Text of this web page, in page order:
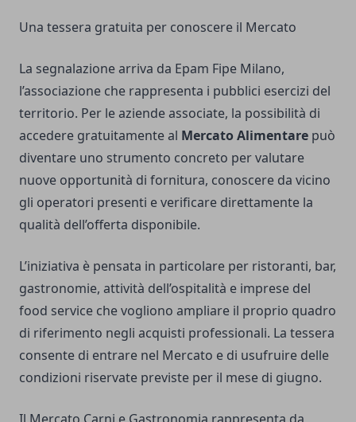
Una tessera gratuita per conoscere il Mercato
La segnalazione arriva da Epam Fipe Milano,
l’associazione che rappresenta i pubblici esercizi del
territorio. Per le aziende associate, la possibilità di
accedere gratuitamente al Mercato Alimentare può
diventare uno strumento concreto per valutare
nuove opportunità di fornitura, conoscere da vicino
gli operatori presenti e verificare direttamente la
qualità dell’offerta disponibile.
L’iniziativa è pensata in particolare per ristoranti, bar,
gastronomie, attività dell’ospitalità e imprese del
food service che vogliono ampliare il proprio quadro
di riferimento negli acquisti professionali. La tessera
consente di entrare nel Mercato e di usufruire delle
condizioni riservate previste per il mese di giugno.
Il Mercato Carni e Gastronomia rappresenta da